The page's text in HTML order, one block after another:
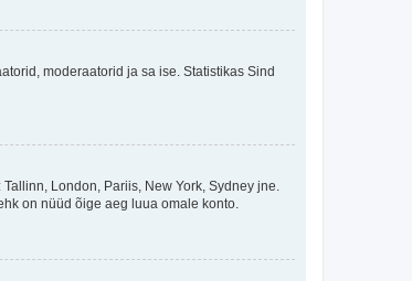
moderaatorid ja sa ise. Statistikas Sind
London, Pariis, New York, Sydney jne.
on nüüd õige aeg luua omale konto.